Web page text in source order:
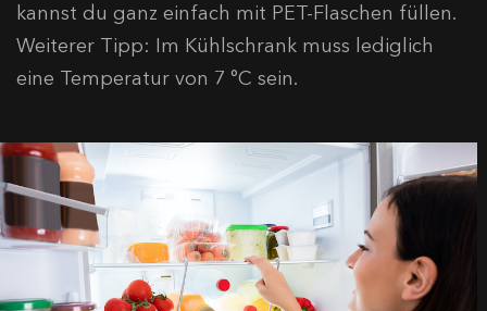
kannst du ganz einfach mit PET-Flaschen füllen.
Weiterer Tipp: Im Kühlschrank muss lediglich
eine Temperatur von 7 °C sein.